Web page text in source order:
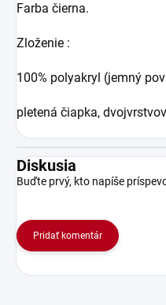
Farba čierna.
Zloženie :
100% polyakryl (jemný
pletená čiapka,
Diskusia
Buďte prvý, kto napíše
Pridať komentár